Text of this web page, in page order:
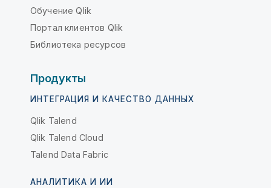
Обучение Qlik
Портал клиентов Qlik
Библиотека ресурсов
Продукты
ИНТЕГРАЦИЯ И КАЧЕСТВО ДАННЫХ
Qlik Talend
Qlik Talend Cloud
Talend Data Fabric
АНАЛИТИКА И ИИ